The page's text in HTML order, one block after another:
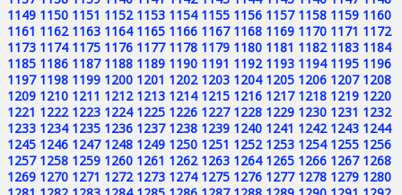
1149 1150 1151 1152 1153 1154 1155 1156 1157 1158 1159 1160
1161 1162 1163 1164 1165 1166 1167 1168 1169 1170 1171 1172
1173 1174 1175 1176 1177 1178 1179 1180 1181 1182 1183 1184
1185 1186 1187 1188 1189 1190 1191 1192 1193 1194 1195 1196
1197 1198 1199 1200 1201 1202 1203 1204 1205 1206 1207 1208
1209 1210 1211 1212 1213 1214 1215 1216 1217 1218 1219 1220
1221 1222 1223 1224 1225 1226 1227 1228 1229 1230 1231 1232
1233 1234 1235 1236 1237 1238 1239 1240 1241 1242 1243 1244
1245 1246 1247 1248 1249 1250 1251 1252 1253 1254 1255 1256
1257 1258 1259 1260 1261 1262 1263 1264 1265 1266 1267 1268
1269 1270 1271 1272 1273 1274 1275 1276 1277 1278 1279 1280